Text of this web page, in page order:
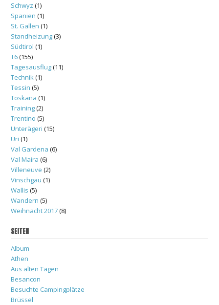
Schwyz (1)
Spanien (1)
St. Gallen (1)
Standheizung(3)
Südtirol (1)
T6(155)
Tagesausflug(11)
Technik (1)
Tessin (5)
Toskana (1)
Training(2)
Trentino (5)
Unterägeri (15)
Uri (1)
Val Gardena (6)
Val Maira (6)
Villeneuve (2)
Vinschgau (1)
Wallis (5)
Wandern (5)
Weihnacht 2017(8)
SEITEN
Album
Athen
Aus alten Tagen
Besancon
Besuchte Campingplätze
Brüssel